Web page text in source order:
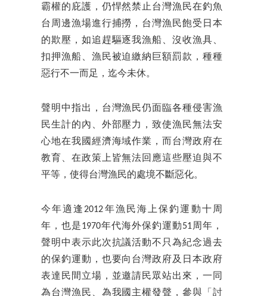
霸權的庇護，仍悍然禁止台灣漁民在釣魚
台周邊漁場進行捕撈，台灣漁民飽受日本
的欺壓，如追趕驅逐我漁船、沒收漁具、
扣押漁船、漁民被迫繳納巨額罰款，種種
惡行不一而足，迄今未休。
聲明中指出，台灣漁民仍面臨各種侵害漁
民生計的內、外部壓力，致使漁民無法安
心地在我國經濟海域作業，而台灣政府在
教育、在政策上皆無法回應這些壓迫與不
平等，使得台灣漁民的處境不斷惡化。
今年適逢2012年漁民海上保釣運動十周
年，也是1970年代海外保釣運動51周年，
聲明中表示此次抗議活動不只為紀念過去
的保釣運動，也要向台灣政府及日本政府
表達民間立場，並邀請民眾站出來，一同
為台灣漁民、為我國主權發聲，參與「討